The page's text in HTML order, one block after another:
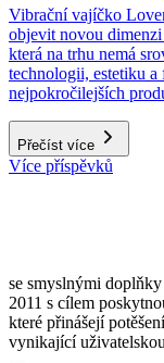
Vibrační vajíčko
objevit novou
která na trhu nemá
technologii, estetiku
nejpokročilejších
Přečíst více
Více příspěvků
se smyslnými
2011 s cílem
které přinášejí
vynikající